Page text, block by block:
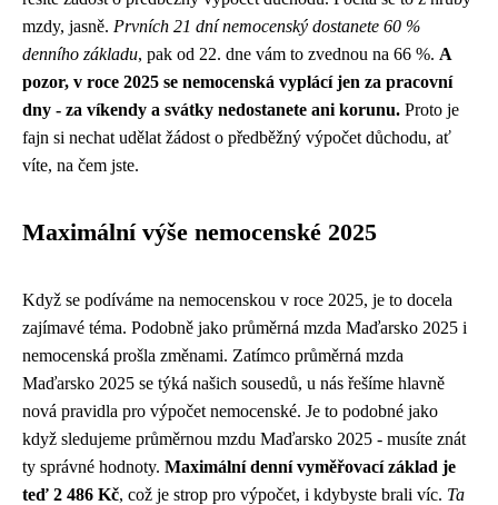
mzdy, jasně. Prvních 21 dní nemocenský dostanete 60 %
denního základu, pak od 22. dne vám to zvednou na 66 %. A
pozor, v roce 2025 se nemocenská vyplácí jen za pracovní
dny - za víkendy a svátky nedostanete ani korunu. Proto je
fajn si nechat udělat žádost o předběžný výpočet důchodu, ať
víte, na čem jste.
Maximální výše nemocenské 2025
Když se podíváme na nemocenskou v roce 2025, je to docela
zajímavé téma. Podobně jako průměrná mzda Maďarsko 2025 i
nemocenská prošla změnami. Zatímco průměrná mzda
Maďarsko 2025 se týká našich sousedů, u nás řešíme hlavně
nová pravidla pro výpočet nemocenské. Je to podobné jako
když sledujeme průměrnou mzdu Maďarsko 2025 - musíte znát
ty správné hodnoty. Maximální denní vyměřovací základ je
teď 2 486 Kč, což je strop pro výpočet, i kdybyste brali víc. Ta